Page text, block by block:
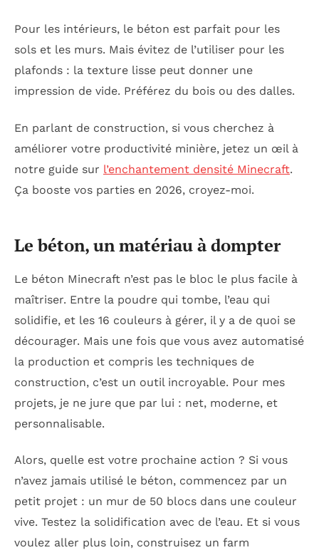
Pour les intérieurs, le béton est parfait pour les
sols et les murs. Mais évitez de l’utiliser pour les
plafonds : la texture lisse peut donner une
impression de vide. Préférez du bois ou des dalles.
En parlant de construction, si vous cherchez à
améliorer votre productivité minière, jetez un œil à
notre guide sur l’enchantement densité Minecraft.
Ça booste vos parties en 2026, croyez-moi.
Le béton, un matériau à dompter
Le béton Minecraft n’est pas le bloc le plus facile à
maîtriser. Entre la poudre qui tombe, l’eau qui
solidifie, et les 16 couleurs à gérer, il y a de quoi se
décourager. Mais une fois que vous avez automatisé
la production et compris les techniques de
construction, c’est un outil incroyable. Pour mes
projets, je ne jure que par lui : net, moderne, et
personnalisable.
Alors, quelle est votre prochaine action ? Si vous
n’avez jamais utilisé le béton, commencez par un
petit projet : un mur de 50 blocs dans une couleur
vive. Testez la solidification avec de l’eau. Et si vous
voulez aller plus loin, construisez un farm